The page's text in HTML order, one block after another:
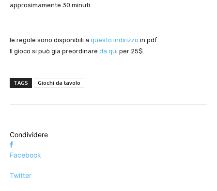
approsimamente 30 minuti.
le regole sono disponibili a questo indirizzo in pdf.
Il gioco si può gia preordinare da qui per 25$.
TAGS Giochi da tavolo
Condividere
Facebook
Twitter